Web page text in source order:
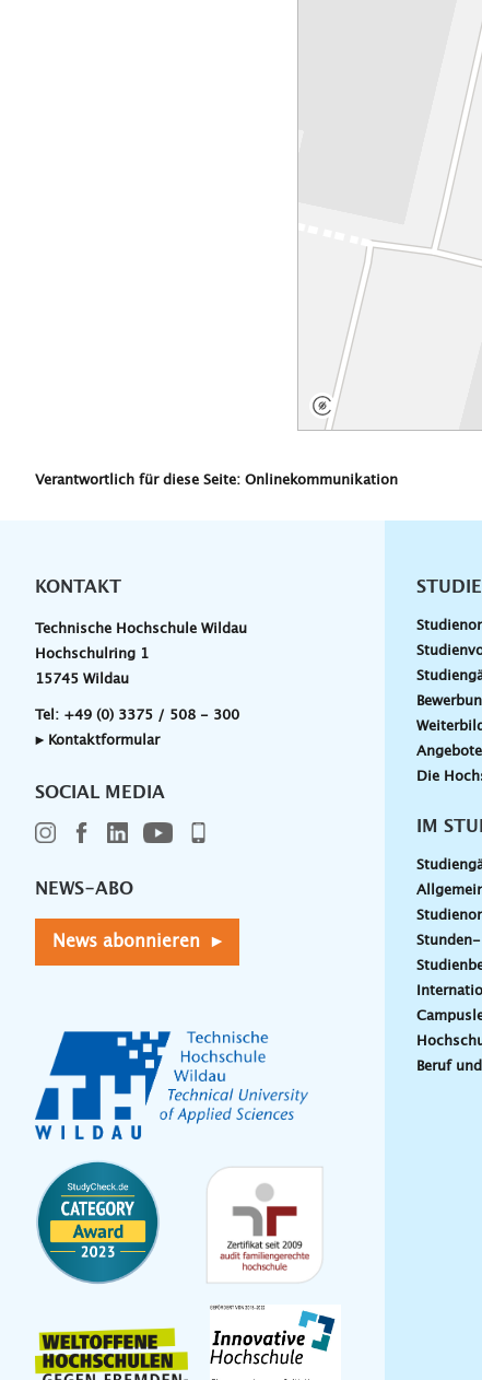
Verantwortlich für diese Seite: Onlinekommunikation
KONTAKT
Technische Hochschule Wildau
Hochschulring 1
15745 Wildau
Tel: +49 (0) 3375 / 508 - 300
▸ Kontaktformular
SOCIAL MEDIA
NEWS-ABO
News abonnieren ▸
Die
IM
Beruf